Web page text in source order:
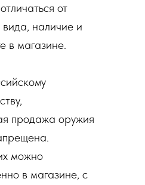
от
вида, наличие и
в магазине.
продажа оружия
можно
в магазине, с